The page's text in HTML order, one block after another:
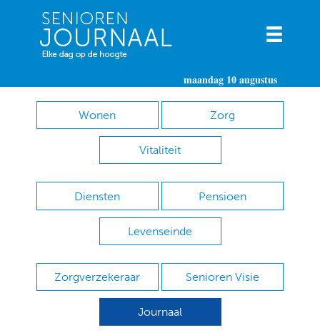
maandag 10 augustus
Wonen Zorg
Vitaliteit
Diensten Pensioen
Levenseinde
Zorgverzekeraar Senioren Visie
Journaal